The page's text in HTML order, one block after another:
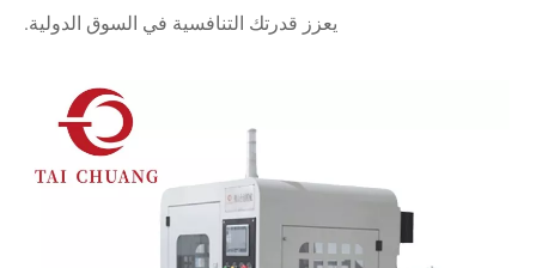
يعزز قدرتك التنافسية في السوق الدولية.